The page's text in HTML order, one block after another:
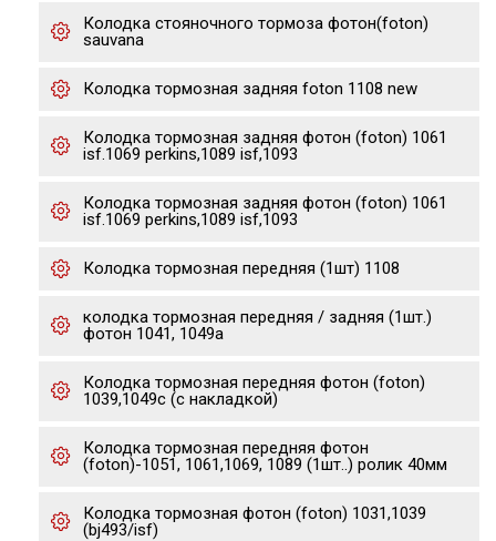
Колодка стояночного тормоза фотон(foton)
sauvana
Колодка тормозная задняя foton 1108 new
Колодка тормозная задняя фотон (foton) 1061
isf.1069 perkins,1089 isf,1093
Колодка тормозная задняя фотон (foton) 1061
isf.1069 perkins,1089 isf,1093
Колодка тормозная передняя (1шт) 1108
колодка тормозная передняя / задняя (1шт.)
фотон 1041, 1049а
Колодка тормозная передняя фотон (foton)
1039,1049c (с накладкой)
Колодка тормозная передняя фотон
(foton)-1051, 1061,1069, 1089 (1шт..) ролик 40мм
Колодка тормозная фотон (foton) 1031,1039
(bj493/isf)